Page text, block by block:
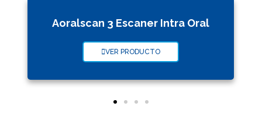
Aoralscan 3 Escaner Intra Oral
VER PRODUCTO